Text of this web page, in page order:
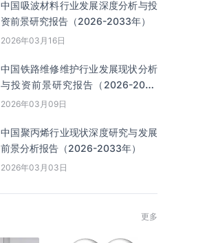
中国吸波材料行业发展深度分析与投
资前景研究报告（2026-2033年）
2026年03月16日
中国铁路维修维护行业发展现状分析
与投资前景研究报告（2026-2033
年）
2026年03月09日
中国聚丙烯行业现状深度研究与发展
前景分析报告（2026-2033年）
2026年03月03日
更多